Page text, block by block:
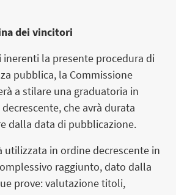
dei vincitori
la presente procedura di
pubblica, la Commissione
a stilare una graduatoria in
che avrà durata
dalla data di pubblicazione.
utilizzata in ordine decrescente in
raggiunto, dato dalla
prove: valutazione titoli,